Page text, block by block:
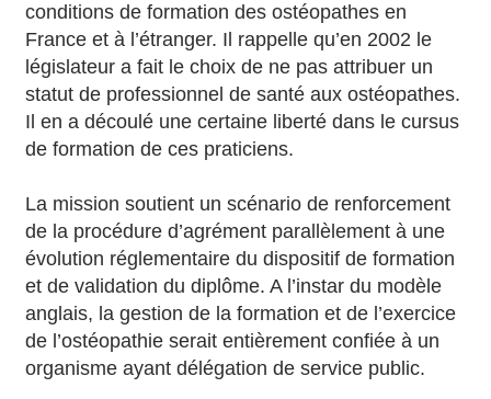
conditions de formation des ostéopathes en
France et à l’étranger. Il rappelle qu’en 2002 le
législateur a fait le choix de ne pas attribuer un
statut de professionnel de santé aux ostéopathes.
Il en a découlé une certaine liberté dans le cursus
de formation de ces praticiens.
La mission soutient un scénario de renforcement
de la procédure d’agrément parallèlement à une
évolution réglementaire du dispositif de formation
et de validation du diplôme. A l’instar du modèle
anglais, la gestion de la formation et de l’exercice
de l’ostéopathie serait entièrement confiée à un
organisme ayant délégation de service public.